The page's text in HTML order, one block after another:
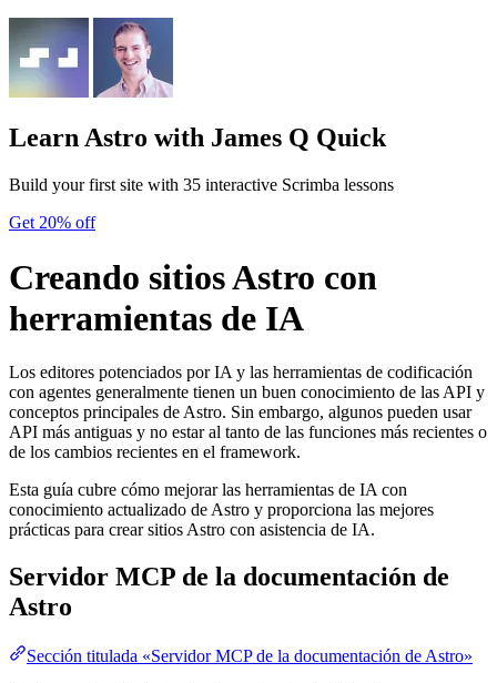
Learn Astro with James Q Quick
Build your first site with 35 interactive Scrimba lessons
Get 20% off
Creando sitios Astro con
herramientas de IA
Los editores potenciados por IA y las herramientas de codificación
con agentes generalmente tienen un buen conocimiento de las API y
conceptos principales de Astro. Sin embargo, algunos pueden usar
API más antiguas y no estar al tanto de las funciones más recientes o
de los cambios recientes en el framework.
Esta guía cubre cómo mejorar las herramientas de IA con
conocimiento actualizado de Astro y proporciona las mejores
prácticas para crear sitios Astro con asistencia de IA.
Servidor MCP de la documentación de
Astro
Sección titulada «Servidor MCP de la documentación de Astro»